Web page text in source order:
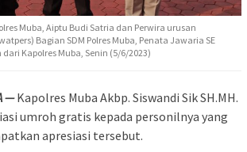
Muba, Aiptu Budi Satria dan Perwira urusan
Bagian SDM Polres Muba, Penata Jawaria SE
Kapolres Muba, Senin (5/6/2023)
— Kapolres Muba Akbp. Siswandi Sik SH.MH.
umroh gratis kepada personilnya yang
apresiasi tersebut.